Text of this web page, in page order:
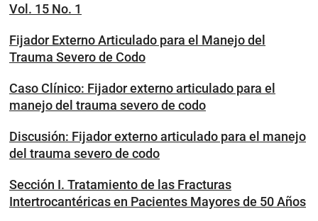
Vol. 15 No. 1
Fijador Externo Articulado para el Manejo del
Trauma Severo de Codo
Caso Clínico: Fijador externo articulado para el
manejo del trauma severo de codo
Discusión: Fijador externo articulado para el manejo
del trauma severo de codo
Sección I. Tratamiento de las Fracturas
Intertrocantéricas en Pacientes Mayores de 50 Años